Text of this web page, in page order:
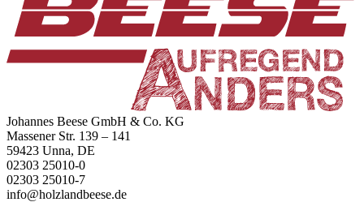
Johannes Beese GmbH & Co. KG
Massener Str. 139 – 141
59423 Unna, DE
02303 25010-0
02303 25010-7
info@holzlandbeese.de